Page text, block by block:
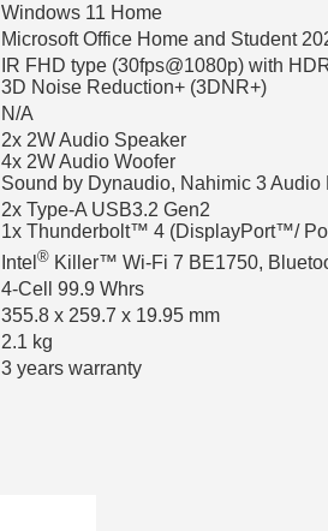
Windows 11 Home
Microsoft Office Home and Student
IR FHD type (30fps@1080p) with
3D Noise Reduction+ (3DNR+)
N/A
2x 2W Audio Speaker
4x 2W Audio Woofer
Sound by Dynaudio, Nahimic 3
2x Type-A USB3.2 Gen2
1x Thunderbolt™ 4 (DisplayPort™/
Intel ® Killer™ Wi-Fi 7 BE1750,
4-Cell 99.9 Whrs
355.8 x 259.7 x 19.95 mm
2.1 kg
3 years warranty